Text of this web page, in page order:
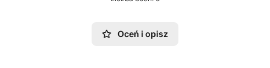
Oceń i opisz